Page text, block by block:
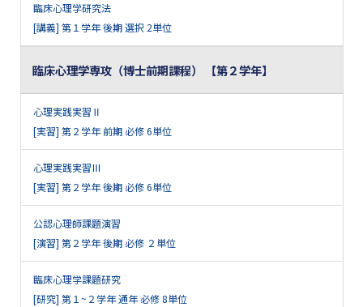
臨床心理学研究法
[講義] 第１学年 後期 選択 2単位
臨床心理学専攻（博士前期課程） 【第２学年】
心理実践実習Ⅱ
[実習] 第２学年 前期 必修 6単位
心理実践実習Ⅲ
[実習] 第２学年 後期 必修 6単位
公認心理師課題演習
[演習] 第２学年 後期 必修 ２単位
臨床心理学課題研究
[研究] 第１~２学年 通年 必修 8単位